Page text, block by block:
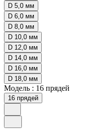
D 5,0 мм
D 6,0 мм
D 8,0 мм
D 10,0 мм
D 12,0 мм
D 14,0 мм
D 16,0 мм
D 18,0 мм
Модель : 16 прядей
16 прядей